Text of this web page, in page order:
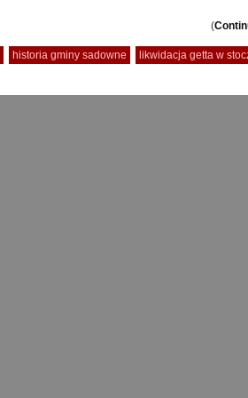
(
historia gminy sadowne likwidacja getta w